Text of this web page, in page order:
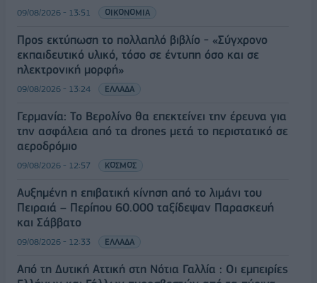
09/08/2026 - 13:51 ΟΙΚΟΝΟΜΙΑ
Προς εκτύπωση το πολλαπλό βιβλίο - «Σύγχρονο
εκπαιδευτικό υλικό, τόσο σε έντυπη όσο και σε
ηλεκτρονική μορφή»
09/08/2026 - 13:24 ΕΛΛΑΔΑ
Γερμανία: Το Βερολίνο θα επεκτείνει την έρευνα για
την ασφάλεια από τα drones μετά το περιστατικό σε
αεροδρόμιο
09/08/2026 - 12:57 ΚΟΣΜΟΣ
Αυξημένη η επιβατική κίνηση από το λιμάνι του
Πειραιά – Περίπου 60.000 ταξίδεψαν Παρασκευή
και Σάββατο
09/08/2026 - 12:33 ΕΛΛΑΔΑ
Από τη Δυτική Αττική στη Νότια Γαλλία : Οι εμπειρίες